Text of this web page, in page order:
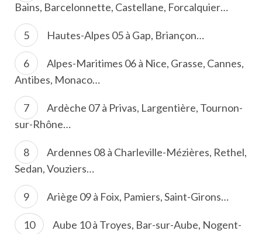
Bains, Barcelonnette, Castellane, Forcalquier…
Hautes-Alpes 05 à Gap, Briançon…
Alpes-Maritimes 06 à Nice, Grasse, Cannes,
Antibes, Monaco…
Ardèche 07 à Privas, Largentière, Tournon-
sur-Rhône…
Ardennes 08 à Charleville-Mézières, Rethel,
Sedan, Vouziers…
Ariège 09 à Foix, Pamiers, Saint-Girons…
Aube 10 à Troyes, Bar-sur-Aube, Nogent-